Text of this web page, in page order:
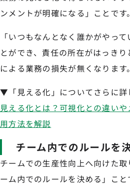
ンメントが明確になる」ことです。
「いつもなんとなく誰かがやっ
とができ、責任の所在がはっき
による業務の損失が無くなります。
▼「見える化」についてさらに詳
見える化とは？可視化との違い
用方法を解説
チーム内でのルールを
チームでの生産性向上へ向けた
ーム内でのルールを決める」こと